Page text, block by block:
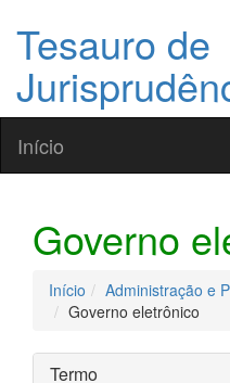
Tesauro de
Início
Governo
Início
Administração e
Governo eletrônico
Termo